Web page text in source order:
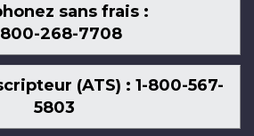
sans frais :
800-268-7708
(ATS) : 1-800-567-
5803